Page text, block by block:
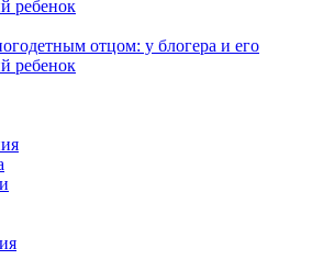
отцом: у блогера и его
ребенок